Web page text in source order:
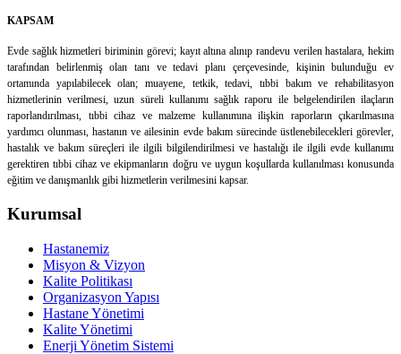
KAPSAM
Evde sağlık hizmetleri biriminin görevi; kayıt altına alınıp randevu verilen hastalara, hekim
tarafından belirlenmiş olan tanı ve tedavi planı çerçevesinde, kişinin bulunduğu ev
ortamında yapılabilecek olan; muayene, tetkik, tedavi, tıbbi bakım ve rehabilitasyon
hizmetlerinin verilmesi, uzun süreli kullanımı sağlık raporu ile belgelendirilen ilaçların
raporlandırılması, tıbbi cihaz ve malzeme kullanımına ilişkin raporların çıkarılmasına
yardımcı olunması, hastanın ve ailesinin evde bakım sürecinde üstlenebilecekleri görevler,
hastalık ve bakım süreçleri ile ilgili bilgilendirilmesi ve hastalığı ile ilgili evde kullanımı
gerektiren tıbbi cihaz ve ekipmanların doğru ve uygun koşullarda kullanılması konusunda
eğitim ve danışmanlık gibi hizmetlerin verilmesini kapsar.
Kurumsal
Hastanemiz
Misyon & Vizyon
Kalite Politikası
Organizasyon Yapısı
Hastane Yönetimi
Kalite Yönetimi
Enerji Yönetim Sistemi